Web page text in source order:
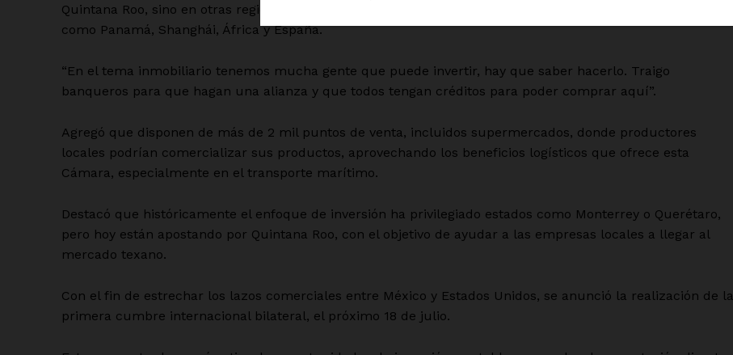
Políticas del Sitio
Mi cuenta
Quintana Roo, sino en otras regiones de México. Para ello, cuentan con una red de embajadores en lugares
como Panamá, Shanghái, África y España.
“En el tema inmobiliario tenemos mucha gente que puede invertir, hay que saber hacerlo. Traigo
banqueros para que hagan una alianza y que todos tengan créditos para poder comprar aquí”.
Agregó que disponen de más de 2 mil puntos de venta, incluidos supermercados, donde productores
locales podrían comercializar sus productos, aprovechando los beneficios logísticos que ofrece esta
Cámara, especialmente en el transporte marítimo.
Destacó que históricamente el enfoque de inversión ha privilegiado estados como Monterrey o Querétaro,
pero hoy están apostando por Quintana Roo, con el objetivo de ayudar a las empresas locales a llegar al
mercado texano.
Con el fin de estrechar los lazos comerciales entre México y Estados Unidos, se anunció la realización de la
primera cumbre internacional bilateral, el próximo 18 de julio.